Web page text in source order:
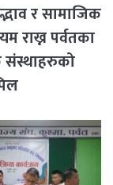
र सामाजिक
राख्न पर्वतका
संस्थाहरुको